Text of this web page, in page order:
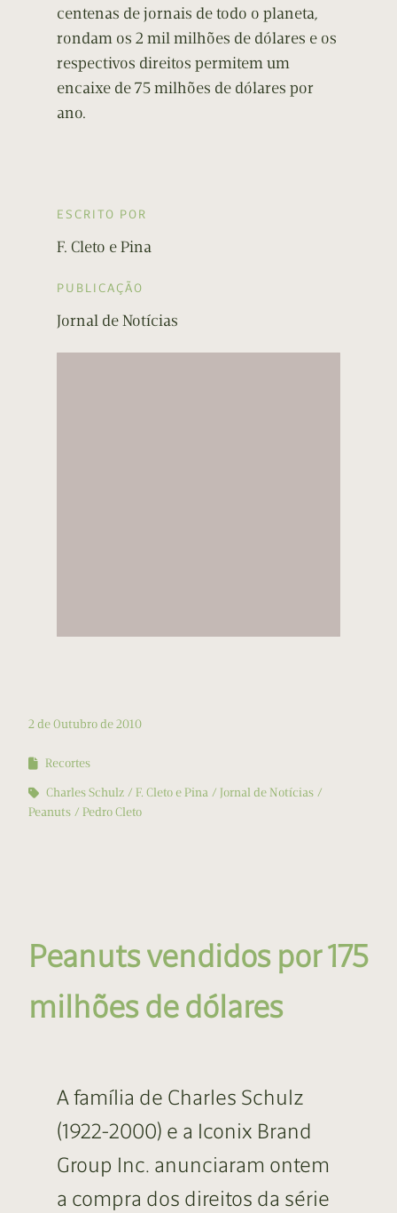
centenas de jornais de todo o planeta,
rondam os 2 mil milhões de dólares e os
respectivos direitos permitem um
encaixe de 75 milhões de dólares por
ano.
ESCRITO POR
F. Cleto e Pina
PUBLICAÇÃO
Jornal de Notícias
2 de Outubro de 2010
Recortes
Charles Schulz
F. Cleto e Pina
Jornal de Notícias
Peanuts
Pedro Cleto
Peanuts vendidos por 175
milhões de dólares
A família de Charles Schulz
(1922-2000) e a Iconix Brand
Group Inc. anunciaram ontem
a compra dos direitos da série